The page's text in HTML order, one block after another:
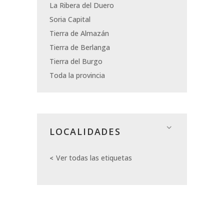
La Ribera del Duero
Soria Capital
Tierra de Almazán
Tierra de Berlanga
Tierra del Burgo
Toda la provincia
LOCALIDADES
Ver todas las etiquetas